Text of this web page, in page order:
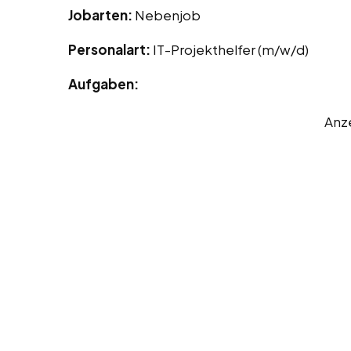
Jobarten: Nebenjob
Personalart: IT-Projekthelfer (m/w/d)
Aufgaben: